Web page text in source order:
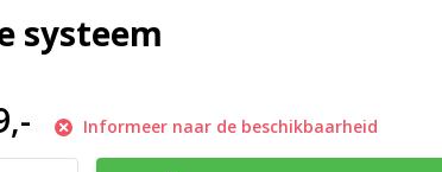
systeem
Informeer naar de beschikbaarheid